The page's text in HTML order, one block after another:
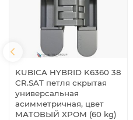
KUBICA HYBRID K6360 38
CR.SAT петля скрытая
универсальная
асимметричная, цвет
МАТОВЫЙ ХРОМ (60 kg)